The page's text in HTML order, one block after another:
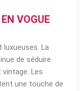
VOGUE
La
de séduire
Les
une touche de